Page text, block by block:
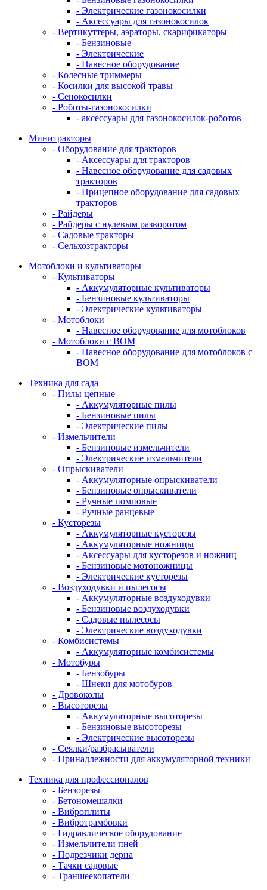
- Электрические газонокосилки
- Аксессуары для газонокосилок
- Вертикуттеры, аэраторы, скарификаторы
- Бензиновые
- Электрические
- Навесное оборудование
- Колесные триммеры
- Косилки для высокой травы
- Сенокосилки
- Роботы-газонокосилки
- аксессуары для газонокосилок-роботов
Минитракторы
- Оборудование для тракторов
- Аксессуары для тракторов
- Навесное оборудование для садовых
тракторов
- Прицепное оборудование для садовых
тракторов
- Райдеры
- Райдеры с нулевым разворотом
- Садовые тракторы
- Сельхозтракторы
Мотоблоки и культиваторы
- Культиваторы
- Аккумуляторные культиваторы
- Бензиновые культиваторы
- Электрические культиваторы
- Мотоблоки
- Навесное оборудование для мотоблоков
- Мотоблоки с ВОМ
- Навесное оборудование для мотоблоков с
ВОМ
Техника для сада
- Пилы цепные
- Аккумуляторные пилы
- Бензиновые пилы
- Электрические пилы
- Измельчители
- Бензиновые измельчители
- Электрические измельчители
- Опрыскиватели
- Аккумуляторные опрыскиватели
- Бензиновые опрыскиватели
- Ручные помповые
- Ручные ранцевые
- Кусторезы
- Аккумуляторные кусторезы
- Аккумуляторные ножницы
- Аксессуары для кусторезов и ножниц
- Бензиновые мотоножницы
- Электрические кусторезы
- Воздуходувки и пылесосы
- Аккумуляторные воздуходувки
- Бензиновые воздуходувки
- Садовые пылесосы
- Электрические воздуходувки
- Комбисистемы
- Аккумуляторные комбисистемы
- Мотобуры
- Бензобуры
- Шнеки для мотобуров
- Дровоколы
- Высоторезы
- Аккумуляторные высоторезы
- Бензиновые высоторезы
- Электрические высоторезы
- Сеялки/разбрасыватели
- Принадлежности для аккумуляторной техники
Техника для профессионалов
- Бензорезы
- Бетономешалки
- Виброплиты
- Вибротрамбовки
- Гидравлическое оборудование
- Измельчители пней
- Подрезчики дерна
- Тачки садовые
- Траншеекопатели